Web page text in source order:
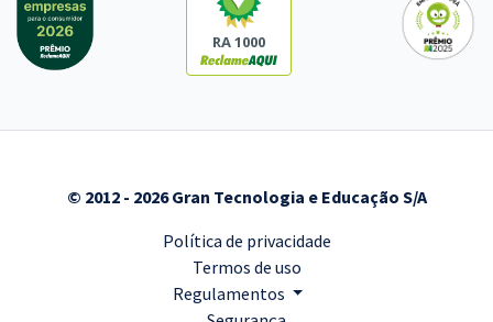
RA 1000
© 2012 - 2026 Gran Tecnologia e Educação S/A
Política de privacidade
Termos de uso
Regulamentos